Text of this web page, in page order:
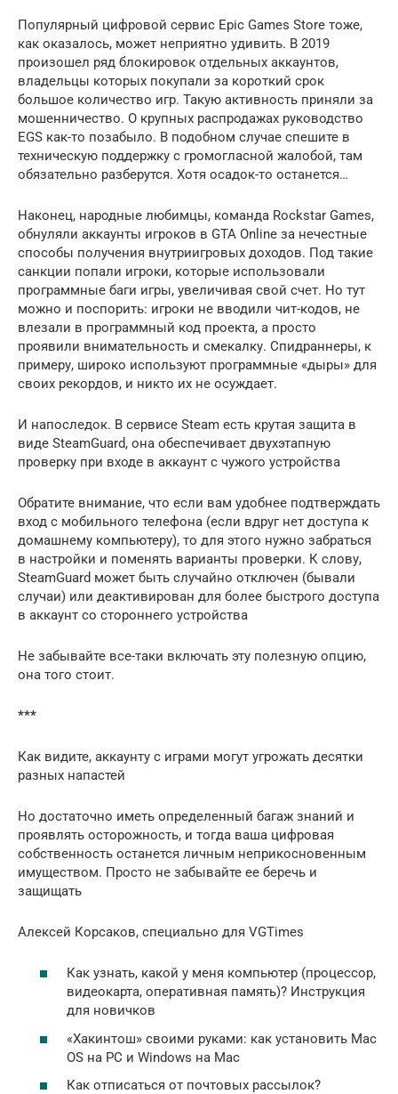
Популярный цифровой сервис Epic Games Store тоже,
как оказалось, может неприятно удивить. В 2019
произошел ряд блокировок отдельных аккаунтов,
владельцы которых покупали за короткий срок
большое количество игр. Такую активность приняли за
мошенничество. О крупных распродажах руководство
EGS как-то позабыло. В подобном случае спешите в
техническую поддержку с громогласной жалобой, там
обязательно разберутся. Хотя осадок-то останется…
Наконец, народные любимцы, команда Rockstar Games,
обнуляли аккаунты игроков в GTA Online за нечестные
способы получения внутриигровых доходов. Под такие
санкции попали игроки, которые использовали
программные баги игры, увеличивая свой счет. Но тут
можно и поспорить: игроки не вводили чит-кодов, не
влезали в программный код проекта, а просто
проявили внимательность и смекалку. Спидраннеры, к
примеру, широко используют программные «дыры» для
своих рекордов, и никто их не осуждает.
И напоследок. В сервисе Steam есть крутая защита в
виде SteamGuard, она обеспечивает двухэтапную
проверку при входе в аккаунт с чужого устройства
Обратите внимание, что если вам удобнее подтверждать
вход с мобильного телефона (если вдруг нет доступа к
домашнему компьютеру), то для этого нужно забраться
в настройки и поменять варианты проверки. К слову,
SteamGuard может быть случайно отключен (бывали
случаи) или деактивирован для более быстрого доступа
в аккаунт со стороннего устройства
Не забывайте все-таки включать эту полезную опцию,
она того стоит.
***
Как видите, аккаунту с играми могут угрожать десятки
разных напастей
Но достаточно иметь определенный багаж знаний и
проявлять осторожность, и тогда ваша цифровая
собственность останется личным неприкосновенным
имуществом. Просто не забывайте ее беречь и
защищать
Алексей Корсаков, специально для VGTimes
Как узнать, какой у меня компьютер (процессор,
видеокарта, оперативная память)? Инструкция
для новичков
«Хакинтош» своими руками: как установить Mac
OS на PC и Windows на Mac
Как отписаться от почтовых рассылок?